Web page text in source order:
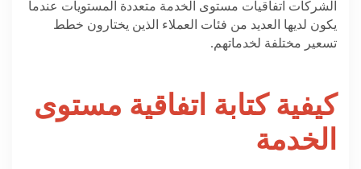
الشركات اتفاقيات مستوى الخدمة متعددة المستويات عندما
يكون لديها العديد من فئات العملاء الذين يختارون خطط
تسعير مختلفة لخدماتهم.
كيفية كتابة اتفاقية مستوى
الخدمة